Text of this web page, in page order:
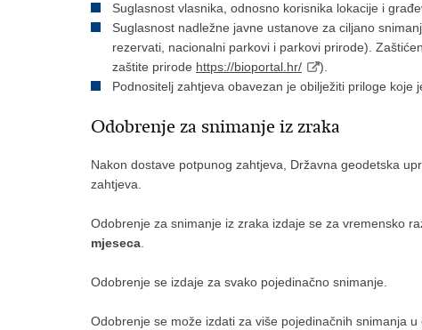
Suglasnost vlasnika, odnosno korisnika lokacije i
Suglasnost nadležne javne ustanove za ciljano
rezervati, nacionalni parkovi i parkovi prirode).
zaštite prirode https://bioportal.hr/
).
Podnositelj zahtjeva obavezan je obilježiti priloge koje
Odobrenje za snimanje iz zraka
Nakon dostave potpunog zahtjeva, Državna geodetska
zahtjeva.
Odobrenje za snimanje iz zraka izdaje se za vremensko
mjeseca
Odobrenje se izdaje za svako pojedinačno snimanje.
Odobrenje se može izdati za više pojedinačnih snimanja